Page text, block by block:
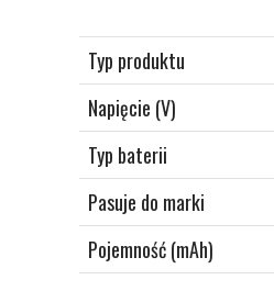
Typ produktu
Napięcie (V)
Typ baterii
Pasuje do marki
Pojemność (mAh)